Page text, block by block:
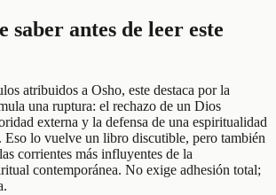
saber antes de leer este
atribuidos a Osho, este destaca por la
una ruptura: el rechazo de un Dios
externa y la defensa de una espiritualidad
Eso lo vuelve un libro discutible, pero también
corrientes más influyentes de la
contemporánea. No exige adhesión total;